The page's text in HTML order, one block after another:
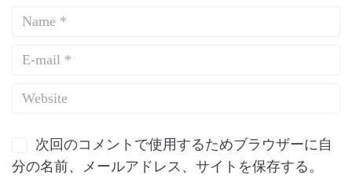
次回のコメントで使用するためブラウザーに自
分の名前、メールアドレス、サイトを保存する。